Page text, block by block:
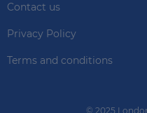
Contact us
Privacy Policy
Terms and conditions
© 2025